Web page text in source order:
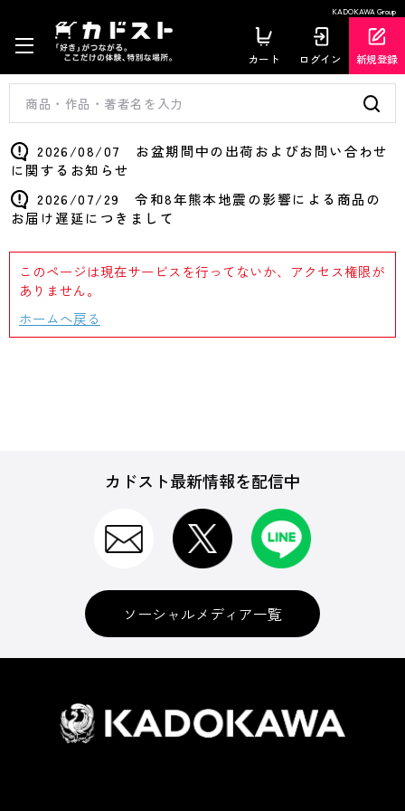
KADOKAWA Group
カート ログイン 新規登録
2026/08/07 お盆期間中の出荷およびお問い合わせ
に関するお知らせ
2026/07/29 令和8年熊本地震の影響による商品の
お届け遅延につきまして
このページは現在サービスを行ってないか、アクセス権限が
ありません。
ホームへ戻る
カドスト最新情報を配信中
ソーシャルメディア一覧